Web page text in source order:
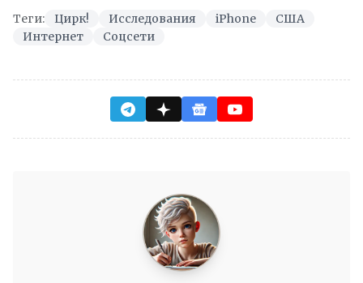
Теги: Цирк! Исследования iPhone
США
Интернет
Соцсети